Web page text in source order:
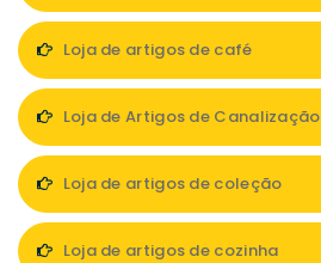
Loja de artigos de café
Loja de Artigos de Canalização
Loja de artigos de coleção
Loja de artigos de cozinha